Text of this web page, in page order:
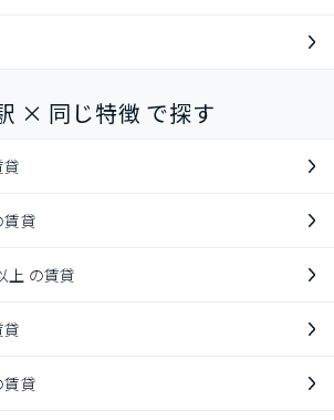
× 同じ特徴 で探す
貸
上 の賃貸
貸